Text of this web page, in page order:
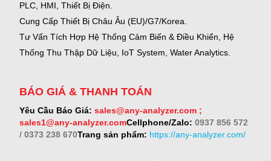
PLC, HMI, Thiết Bị Điện.
Cung Cấp Thiết Bị Châu Âu (EU)/G7/Korea.
Tư Vấn Tích Hợp Hệ Thống Cảm Biến & Điều Khiển, Hệ
Thống Thu Thập Dữ Liệu, IoT System, Water Analytics.
BÁO GIÁ & THANH TOÁN
Yêu Cầu Báo Giá: sales@any-analyzer.com ;
sales1@any-analyzer.comCellphone/Zalo: 0937 856 572
/ 0373 238 670Trang sản phẩm: https://any-analyzer.com/